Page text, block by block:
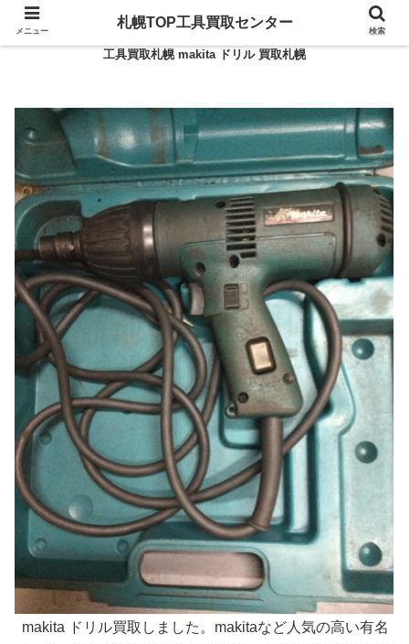
工具買取札幌 makita ドリル 買取札幌
makita ドリル買取しました。makitaなど人気の高い有名
メニュー
札幌TOP工具買取センター
検索